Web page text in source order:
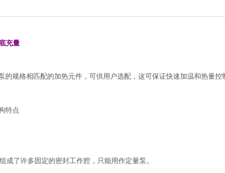
充量
的规格相匹配的加热元件，可供用户选配，这可保证快速加温和热量
特点
成了许多固定的密封工作腔，只能用作定量泵。